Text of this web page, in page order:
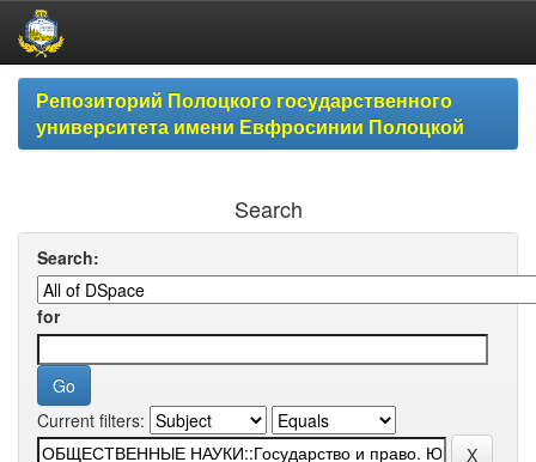
Skip
navigationРепозиторий Полоцкого государственного
университета имени Евфросинии Полоцкой
Search
Search:
for
Current filters: